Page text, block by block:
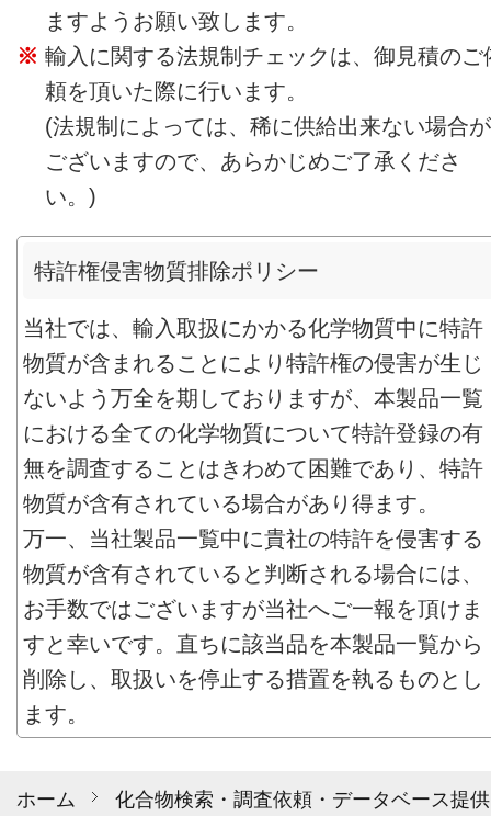
ホーム 化合物検索・調査依頼・データベース提供
ますようお願い致します。
輸入に関する法規制チェックは、御見積のご
頼を頂いた際に行います。
(法規制によっては、稀に供給出来ない場合が
ございますので、あらかじめご了承くださ
い。)
特許権侵害物質排除ポリシー
当社では、輸入取扱にかかる化学物質中に特許
物質が含まれることにより特許権の侵害が生じ
ないよう万全を期しておりますが、本製品一覧
における全ての化学物質について特許登録の有
無を調査することはきわめて困難であり、特許
物質が含有されている場合があり得ます。
万一、当社製品一覧中に貴社の特許を侵害する
物質が含有されていると判断される場合には、
お手数ではございますが当社へご一報を頂けま
すと幸いです。直ちに該当品を本製品一覧から
削除し、取扱いを停止する措置を執るものとし
ます。